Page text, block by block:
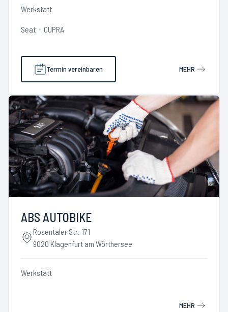
Werkstatt
Seat CUPRA
Termin vereinbaren MEHR
ABS AUTOBIKE
Rosentaler Str. 171
9020 Klagenfurt am Wörthersee
Werkstatt
MEHR